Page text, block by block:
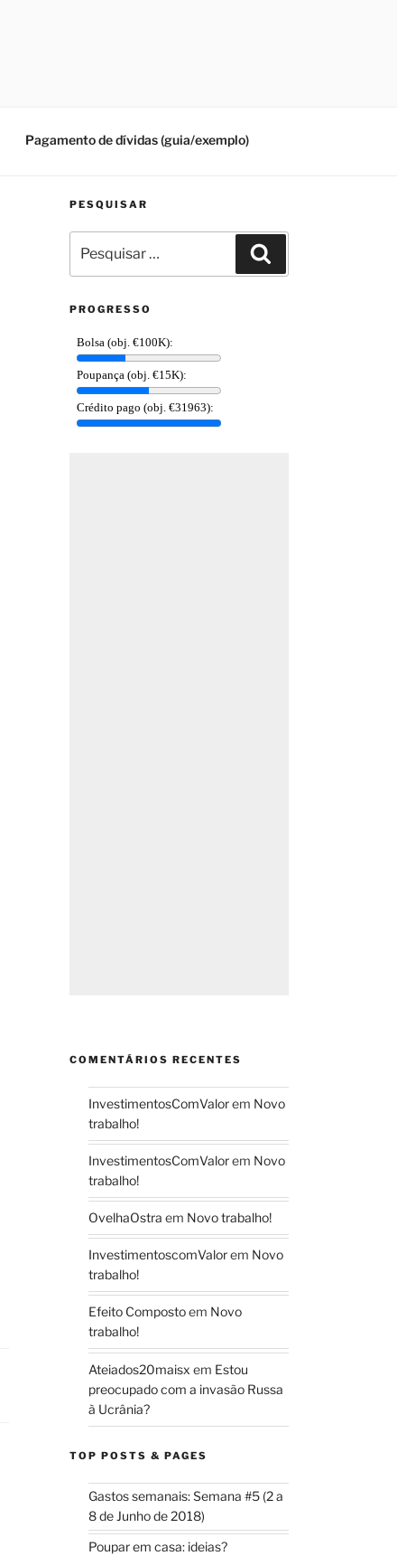
Pagamento de dívidas (guia/exemplo)
PESQUISAR
por:
PROGRESSO
COMENTÁRIOS RECENTES
InvestimentosComValorem Novo
trabalho!
InvestimentosComValorem Novo
trabalho!
OvelhaOstra em Novo trabalho!
InvestimentoscomValorem Novo
trabalho!
Efeito Compostoem Novo
trabalho!
Ateiados20maisx em Estou
preocupado com a invasão Russa
à Ucrânia?
TOP POSTS & PAGES
Gastos semanais: Semana #5 (2 a
8 de Junho de 2018)
Poupar em casa: ideias?